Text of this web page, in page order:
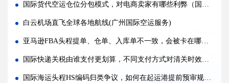
国际空运运价经常波动（影响空运价格的核心因素）
深圳盐田、蛇口、南沙港口海运出货，码头操作流程有何差异?(国际海运干货知识分享)
超长超宽货物走海运，提前需要向船公司申请哪些特殊许可?(不清楚的外贸人看过来)
受潮货物海运集装箱如何防潮，哪些防潮方案性价比最高?(国际海运干货知识分享)
国际货代空运仓位分包模式，对电商卖家有哪些利弊（国际空运干货知识分享）
白云机场直飞全球各地航线(广州国际空运服务)
亚马逊FBA头程提单、仓单、入库单不一致，会被卡在哪一环节（亚马逊卖家请注意）
国际快递关税由谁支付更划算，不同支付方式对清关时效有何影响（不清楚的跨境电商卖家请注意）
国际海运头程HS编码归类争议，如何在起运港提前预审规避清关风险（跨境电商卖家必看篇）